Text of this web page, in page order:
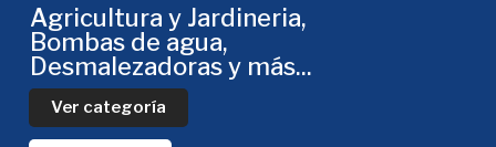
Agricultura y Jardineria,
Bombas de agua,
Desmalezadoras y más...
Ver categoría